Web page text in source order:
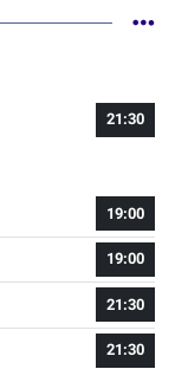
21:30
19:00
19:00
21:30
21:30